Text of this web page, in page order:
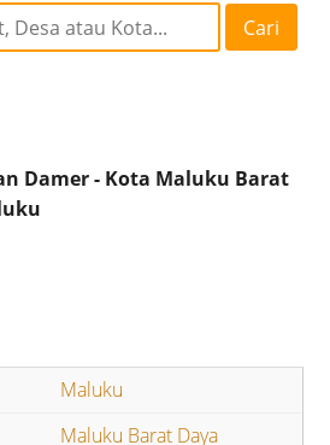
Cari
Damer - Kota Maluku Barat
Maluku
Maluku Barat Daya